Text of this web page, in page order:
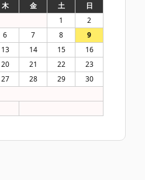
木 金 土 日
1
2
6 7 8
9
13 14 15
16
20 21 22
23
27 28 29
30